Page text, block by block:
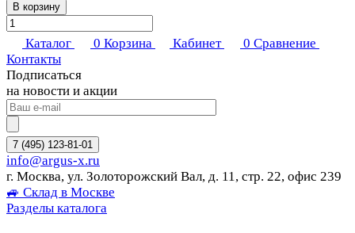
В корзину
Каталог 0 Корзина Кабинет 0 Сравнение
Контакты
Подписаться
на новости и акции
7 (495) 123-81-01
info@argus-x.ru
г. Москва, ул. Золоторожский Вал, д. 11, стр. 22, офис 239
🚙 Склад в Москве
Разделы каталога